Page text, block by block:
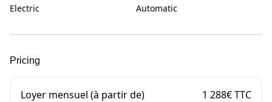
Electric
Automatic
Pricing
Loyer mensuel (à partir de)
1 288€ TTC